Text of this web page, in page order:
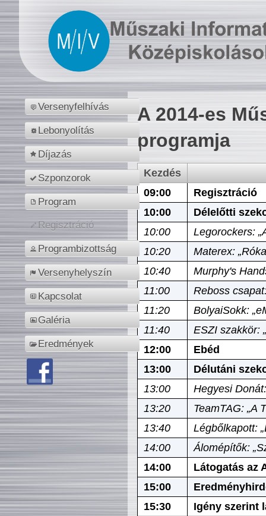
Versenyfelhívás
Lebonyolítás
Díjazás
Szponzorok
Program
Regisztráció
Programbizottság
Versenyhelyszín
Kapcsolat
Galéria
Eredmények
A 2014-es
programja
Kezdés
09:00
Regisztráció
10:00
Délelőtti
10:00
Legorockers:
10:20
Materex:
10:40
Murphy's
11:00
Reboss
11:20
BolyaiSokk:
11:40
ESZI szakkör:
12:00
Ebéd
13:00
Délutáni
13:00
Hegyesi
13:20
TeamTAG: „A
13:40
Légbőlkapott:
14:00
Álomépítők:
14:00
Látogatás az
15:00
15:30
Igény szerint